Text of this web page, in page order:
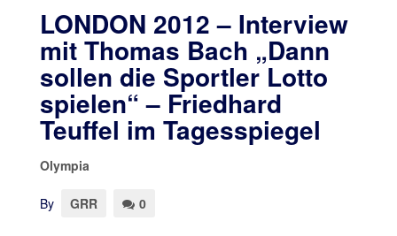
LONDON 2012 – Interview
mit Thomas Bach „Dann
sollen die Sportler Lotto
spielen“ – Friedhard
Teuffel im Tagesspiegel
Olympia
By GRR 0